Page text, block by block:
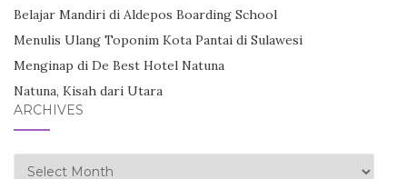
Belajar Mandiri di Aldepos Boarding School
Menulis Ulang Toponim Kota Pantai di Sulawesi
Menginap di De Best Hotel Natuna
Natuna, Kisah dari Utara
ARCHIVES
Archives